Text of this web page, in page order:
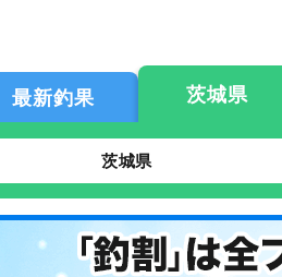
最新釣果 茨城県
茨城県